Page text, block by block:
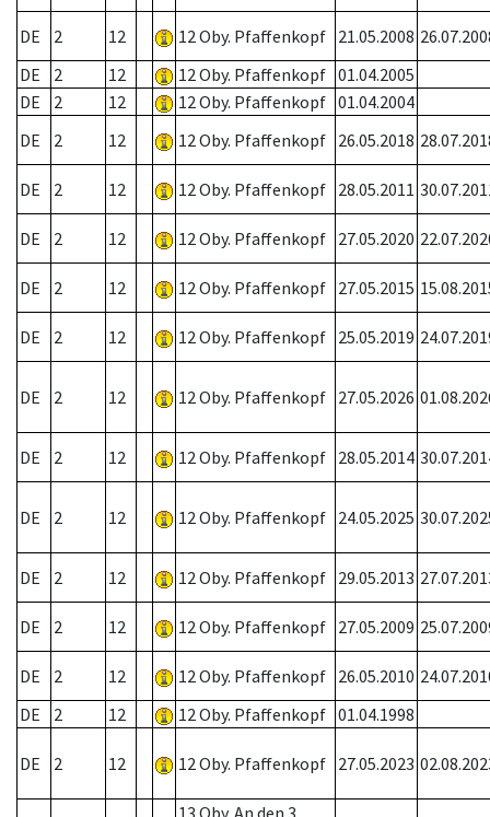
DE 2 12 12 Oby. Pfaffenkopf 21.05.2008
DE
2 12 12 Oby. Pfaffenkopf 01.04.2005
DE
2 12 12 Oby. Pfaffenkopf 01.04.2004
DE
2 12 12 Oby. Pfaffenkopf 26.05.2018
DE 2 12 12 Oby. Pfaffenkopf 28.05.2011
DE 2 12 12 Oby. Pfaffenkopf 27.05.2020
DE 2 12 12 Oby. Pfaffenkopf 27.05.2015
DE 2 12 12 Oby. Pfaffenkopf 25.05.2019
DE 2 12 12 Oby. Pfaffenkopf 27.05.2026
DE 2 12 12 Oby. Pfaffenkopf 28.05.2014
DE 2 12 12 Oby. Pfaffenkopf 24.05.2025
DE 2 12 12 Oby. Pfaffenkopf 29.05.2013
DE 2 12 12 Oby. Pfaffenkopf 27.05.2009
DE 2 12 12 Oby. Pfaffenkopf 26.05.2010
DE
2 12 12 Oby. Pfaffenkopf 01.04.1998
DE 2 12 12 Oby. Pfaffenkopf 27.05.2023